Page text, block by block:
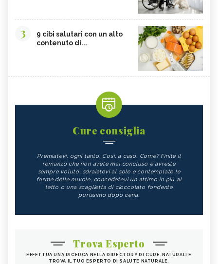
3
9 cibi salutari con un alto
contenuto di...
Cure consiglia
Premiatevi, ogni tanto. Così, a caso. Come? Finite il
romanzo che non avete mai concluso e avreste
sempre voluto, sdraiatevi al sole e contemplate le
forme delle nuvole, concedetevi un attimo in più al
letto o una scaglietta di cioccolato fondente
purissimo dopo cena.
Trova Esperto
EFFETTUA UNA RICERCA NELLA DIRECTORY DI CURE-NATURALI E
TROVA IL TUO ESPERTO DI SALUTE NATURALE.